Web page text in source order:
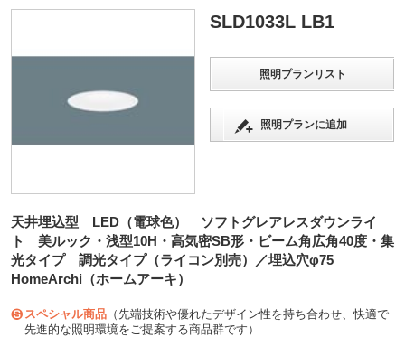
SLD1033L LB1
照明プランリスト
照明プランに追加
天井埋込型 LED（電球色） ソフトグレアレスダウンライ
ト 美ルック・浅型10H・高気密SB形・ビーム角広角40度・集
光タイプ 調光タイプ（ライコン別売）／埋込穴φ75
HomeArchi（ホームアーキ）
スペシャル商品 （先端技術や優れたデザイン性を持ち合わせ、快適で
先進的な照明環境をご提案する商品群です）